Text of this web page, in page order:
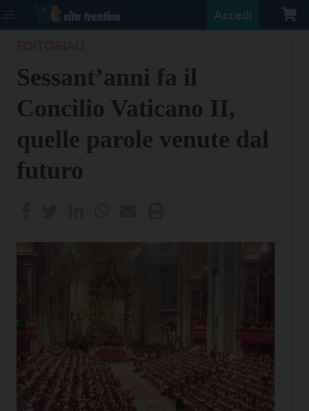
Accedi
Sessant’anni fa il
Concilio Vaticano II,
quelle parole venute dal
futuro